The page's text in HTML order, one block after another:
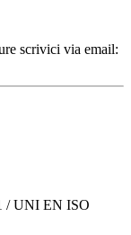
scrivici via email:
/ UNI EN ISO